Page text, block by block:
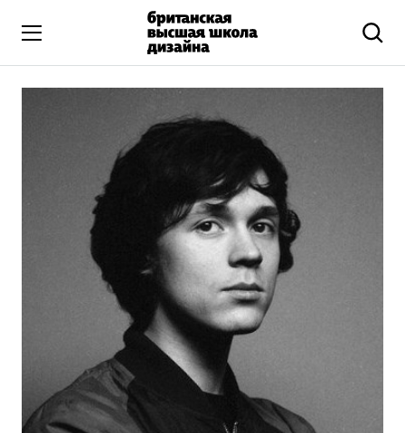
Высшее образование
Искусство и дизайн
Подготовительные курсы
Бизнес и маркетинг
Все программы
Дополнительное образование
Коммуникационный и цифровой дизайн
Иллюстрация
Современное искусство
Мода и стиль
Ювелирный дизайн